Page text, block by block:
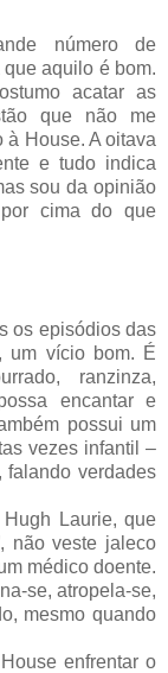
número de
aquilo é bom.
acatar as
que não me
à House. A oitava
e tudo indica
sou da opinião
cima do que
os episódios das
um vício bom. É
ranzinza,
encantar e
possui um
vezes infantil –
falando verdades
Laurie, que
não veste jaleco
médico doente.
se, atropela-se,
mesmo quando
enfrentar o